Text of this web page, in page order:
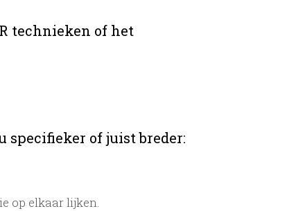
technieken of het
specifieker of juist breder:
op elkaar lijken.